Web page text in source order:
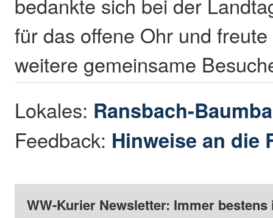
für das offene Ohr und
weitere gemeinsame
Lokales: Ransbach-
Feedback: Hinweise an die
WW-Kurier Newsletter: Immer